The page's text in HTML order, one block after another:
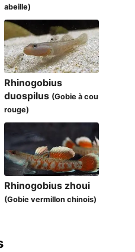
abeille)
Rhinogobius
duospilus (Gobie à cou
rouge)
Rhinogobius zhoui
(Gobie vermillon chinois)